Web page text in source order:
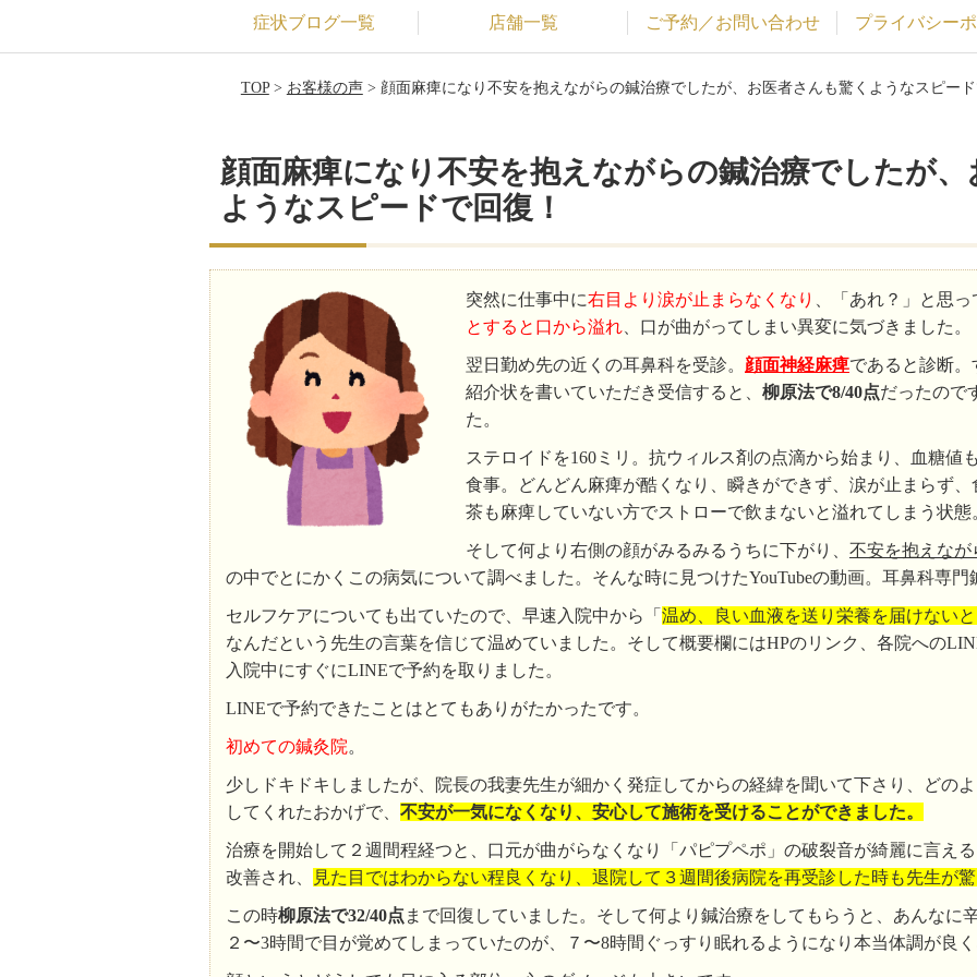
症状ブログ一覧 店舗一覧 ご予約／お問い合わせ プライバシー
TOP> お客様の声> 顔面麻痺になり不安を抱えながらの鍼治療でしたが、お医者さんも驚くようなスピー
顔面麻痺になり不安を抱えながらの鍼治療でしたが
ようなスピードで回復！
突然に仕事中に右目より涙が止まらなくなり
、「あれ？」と思
とすると口から溢れ 、口が曲がってしまい異変に気づきました。
翌日勤め先の近くの耳鼻科を受診。 顔面神経麻痺であると診断
紹介状を書いていただき受信すると、 柳原法で8/40点だったので
た。
ステロイドを160ミリ。抗ウィルス剤の点滴から始まり、血糖値
食事。どんどん麻痺が酷くなり、瞬きができず、涙が止まらず
茶も麻痺していない方でストローで飲まないと溢れてしまう状態
そして何より右側の顔がみるみるうちに下がり、 不安を抱えな
の中でとにかくこの病気について調べました。そんな時に見つけたYouTubeの動画。耳鼻科専
セルフケアについても出ていたので、早速入院中から「 温め、良い血液を送り栄養を届けない
なんだという先生の言葉を信じて温めていました。そして概要欄にはHPのリンク、各院への
入院中にすぐにLINEで予約を取りました。
LINEで予約できたことはとてもありがたかったです。
初めての鍼灸院。
少しドキドキしましたが、院長の我妻先生が細かく発症してからの経緯を聞いて下さり、どの
してくれたおかげで、 不安が一気になくなり、安心して施術を受けることができました。
治療を開始して２週間程経つと、口元が曲がらなくなり「パピプペポ」の破裂音が綺麗に言え
改善され、
見た目ではわからない程良くなり、退院して３週間後病院を再受診した時も先生が
この時柳原法で32/40点 まで回復していました。そして何より鍼治療をしてもらうと、あんなに
２〜3時間で目が覚めてしまっていたのが、７〜8時間ぐっすり眠れるようになり本当体調が良